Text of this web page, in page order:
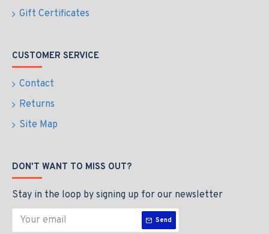
Gift Certificates
CUSTOMER SERVICE
Contact
Returns
Site Map
DON'T WANT TO MISS OUT?
Stay in the loop by signing up for our newsletter
Send